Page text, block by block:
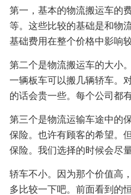
第一，基本的物流搬运车的
等。这些比较的基础是和物
基础费用在整个价格中影响较
第二个是物流搬运车的大小
一辆板车可以搬几辆轿车。
的话会贵一些。每个公司都
第三个是物流运输车途中的
保险。也许有顾客的希望。
保险。我们选择的时候会尽
轿车不小。因为那个价值高
多比较一下吧。前面看到的